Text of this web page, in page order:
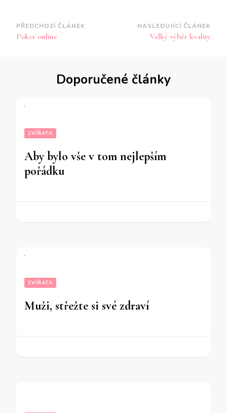
Navigace
příspěvku
PŘEDCHOZÍ ČLÁNEK
Poker online
NASLEDUJÍCÍ ČLÁNEK
Velký výběr kvality
Doporučené články
ZVÍŘATA
Aby bylo vše v tom nejlepším
pořádku
ZVÍŘATA
Muži, střežte si své zdraví